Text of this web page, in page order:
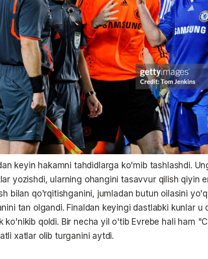
keyin hakamni tahdidlarga ko'mib tashlashdi.
yozishdi, ularning ohangini tasavvur qilish qiyin
bilan qo'rqitishganini, jumladan butun oilasini
tan olgandi. Finaldan keyingi dastlabki kunlar u
ko'nikib qoldi. Bir necha yil o'tib Evrebe hali ham
xatlar olib turganini aytdi.